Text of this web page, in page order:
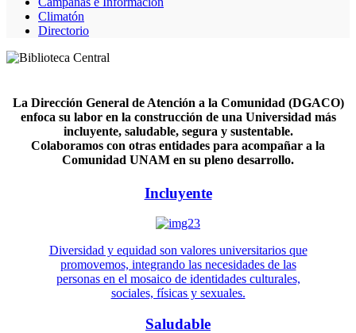
Climatón
Directorio
La Dirección General de Atención a la Comunidad (DGACO)
enfoca su labor en la construcción de una Universidad más
incluyente, saludable, segura y sustentable.
Colaboramos con otras entidades para acompañar a la
Comunidad UNAM en su pleno desarrollo.
Incluyente
Diversidad y equidad son valores universitarios que
promovemos, integrando las necesidades de las
personas en el mosaico de identidades culturales,
sociales, físicas y sexuales.
Saludable